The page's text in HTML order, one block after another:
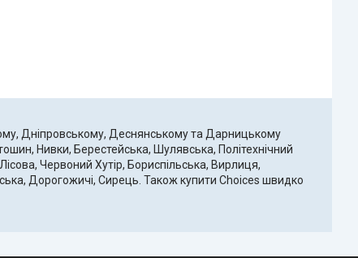
Дніпровському, Деснянському та Дарницькому
Нивки, Берестейська, Шулявська, Політехнічний
Червоний Хутір, Бориспільська, Вирлиця,
Дорогожичі, Сирець. Також купити Choices швидко